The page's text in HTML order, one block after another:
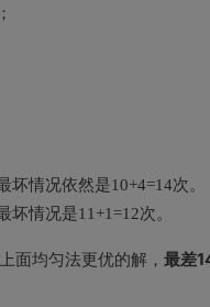
坏情况依然是10+4=14次。
坏情况是11+1=12次。
面均匀法更优的解， 最差